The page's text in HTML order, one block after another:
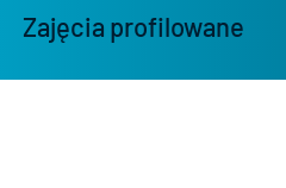
Zajęcia profilowane